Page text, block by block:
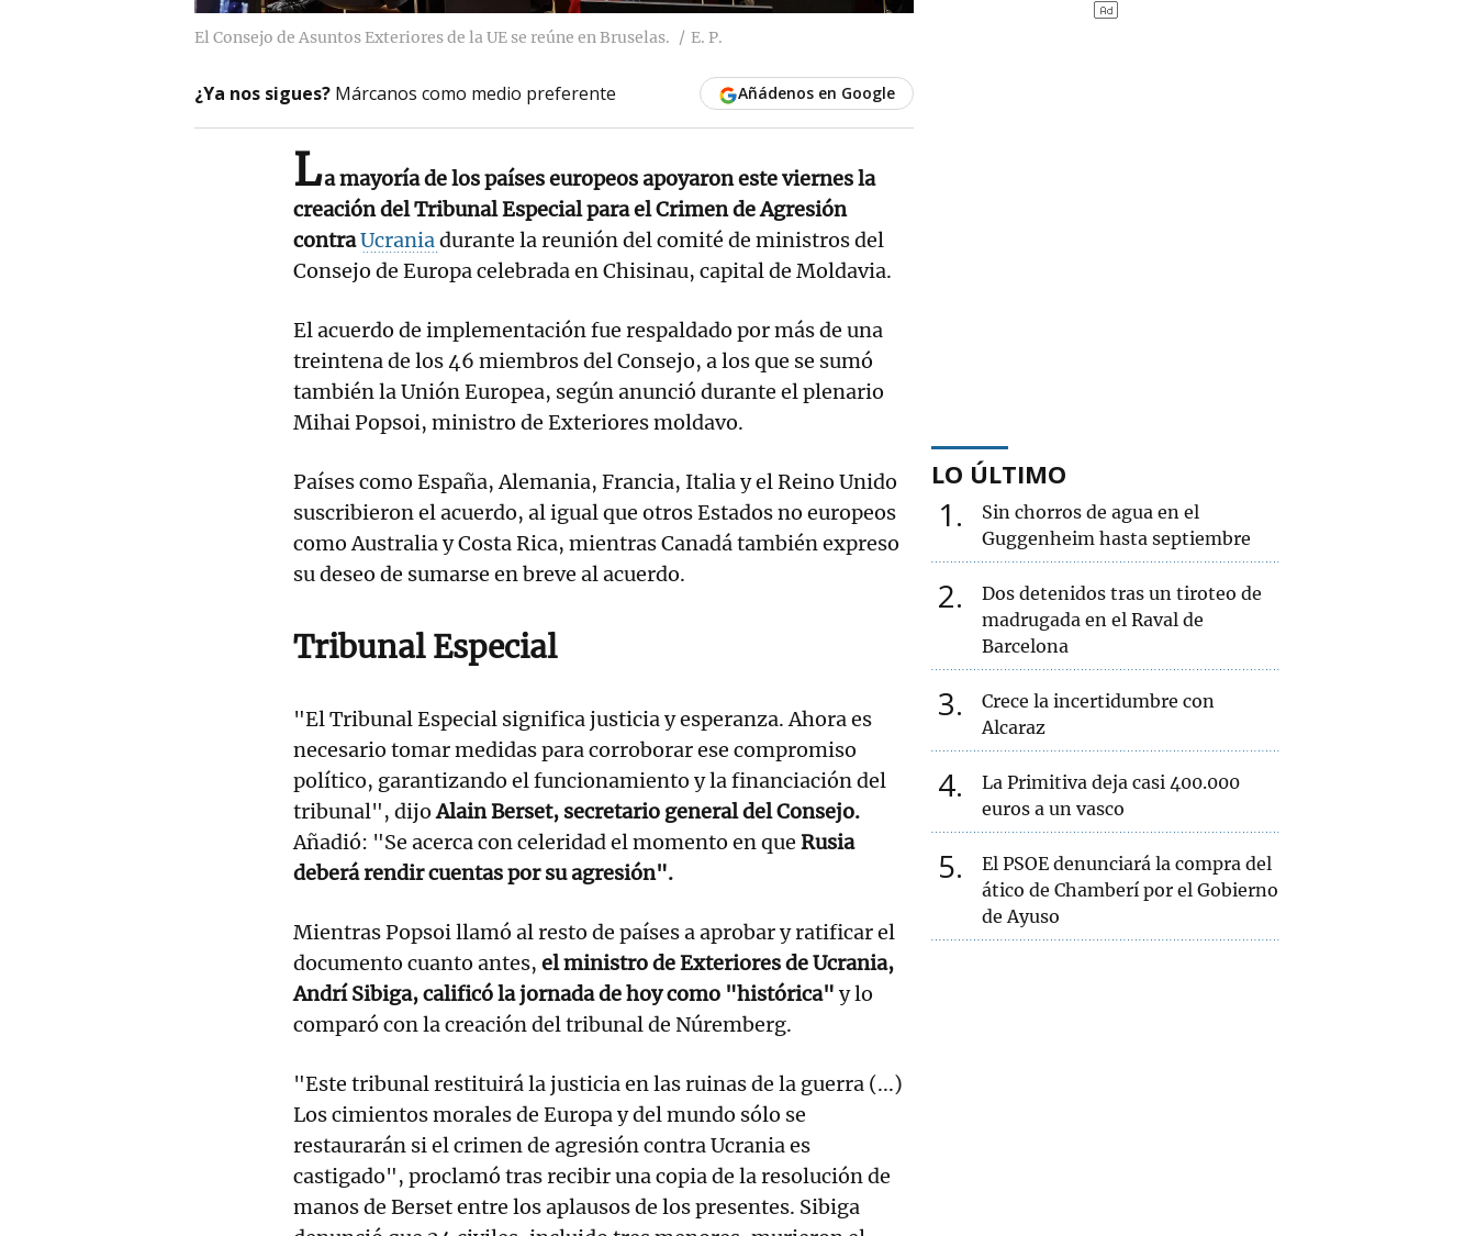
El Consejo de Asuntos Exteriores de la UE se reúne en Bruselas. E. P.
¿Ya nos sigues? Márcanos como medio preferente Añádenos en Google
La mayoría de los países europeos apoyaron este viernes la
creación del Tribunal Especial para el Crimen de Agresión
contraUcraniadurante la reunión del comité de ministros del
Consejo de Europa celebrada en Chisinau, capital de Moldavia.
El acuerdo de implementación fue respaldado por más de una
treintena de los 46 miembros del Consejo, a los que se sumó
también la Unión Europea, según anunció durante el plenario
Mihai Popsoi, ministro de Exteriores moldavo.
Países como España, Alemania, Francia, Italia y el Reino Unido
suscribieron el acuerdo, al igual que otros Estados no europeos
como Australia y Costa Rica, mientras Canadá también expreso
su deseo de sumarse en breve al acuerdo.
Tribunal Especial
"El Tribunal Especial significa justicia y esperanza. Ahora es
necesario tomar medidas para corroborar ese compromiso
político, garantizando el funcionamiento y la financiación del
tribunal", dijoAlain Berset, secretario general del Consejo.
Añadió: "Se acerca con celeridad el momento en que Rusia
deberá rendir cuentas por su agresión".
Mientras Popsoi llamó al resto de países a aprobar y ratificar el
documento cuanto antes, el ministro de Exteriores de Ucrania,
Andrí Sibiga, calificó la jornada de hoy como "histórica" y lo
comparó con la creación del tribunal de Núremberg.
"Este tribunal restituirá la justicia en las ruinas de la guerra (...)
Los cimientos morales de Europa y del mundo sólo se
restaurarán si el crimen de agresión contra Ucrania es
castigado", proclamó tras recibir una copia de la resolución de
manos de Berset entre los aplausos de los presentes. Sibiga
LO ÚLTIMO
1
Sin chorros de agua en el
Guggenheim hasta septiembre
2
Dos detenidos tras un tiroteo de
madrugada en el Raval de
Barcelona
3
Crece la incertidumbre con
Alcaraz
4
La Primitiva deja casi 400.000
euros a un vasco
5
El PSOE denunciará la compra del
ático de Chamberí por el Gobierno
de Ayuso